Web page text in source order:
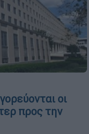
οι
προς την